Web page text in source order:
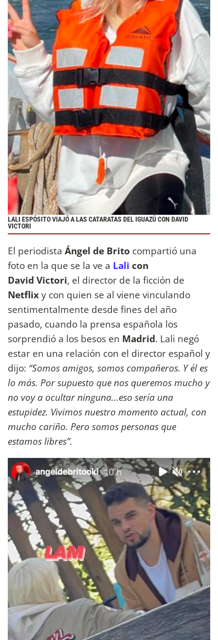
LALI ESPÓSITO VIAJÓ A LAS CATARATAS DEL IGUAZÚ CON DAVID
VICTORI
El periodista Ángel de Brito compartió una
foto en la que se la ve a Lali con
David Victori, el director de la ficción de
Netflixy con quien se al viene vinculando
sentimentalmente desde fines del año
pasado, cuando la prensa española los
sorprendió a los besos en Madrid. Lali negó
estar en una relación con el director español y
dijo: “Somos amigos, somos compañeros. Y él es
lo más. Por supuesto que nos queremos mucho y
no voy a ocultar ninguna...eso sería una
estupidez. Vivimos nuestro momento actual, con
mucho cariño. Pero somos personas que
estamos libres”.